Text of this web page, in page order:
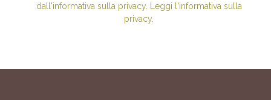
dall'informativa sulla privacy. Leggi l'informativa sulla
privacy.